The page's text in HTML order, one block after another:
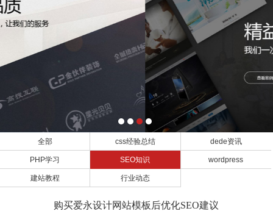
全部 css经验总结 dede资讯
PHP学习 SEO知识 wordpress
建站教程 行业动态
购买爱永设计网站模板后优化SEO建议